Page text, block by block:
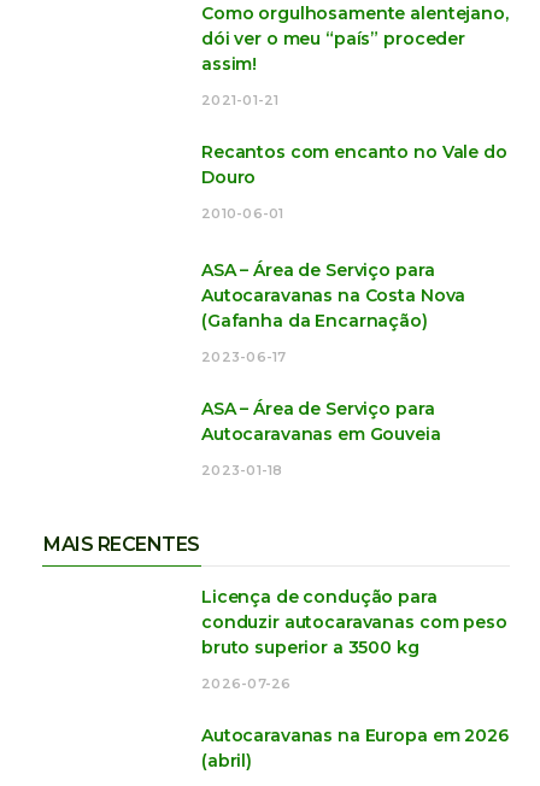
Como orgulhosamente alentejano,
dói ver o meu “país” proceder
assim!
2021-01-21
Recantos com encanto no Vale do
Douro
2010-06-01
ASA – Área de Serviço para
Autocaravanas na Costa Nova
(Gafanha da Encarnação)
2023-06-17
ASA – Área de Serviço para
Autocaravanas em Gouveia
2023-01-18
MAIS RECENTES
Licença de condução para
conduzir autocaravanas com peso
bruto superior a 3500 kg
2026-07-26
Autocaravanas na Europa em 2026
(abril)